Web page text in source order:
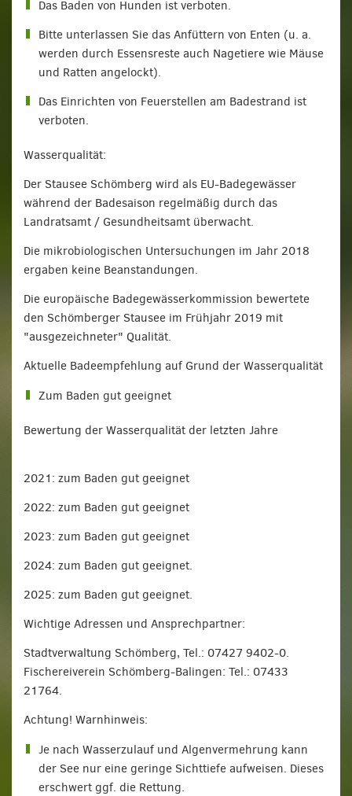
Das Baden von Hunden ist verboten.
Bitte unterlassen Sie das Anfüttern von Enten (u. a.
werden durch Essensreste auch Nagetiere wie Mäuse
und Ratten angelockt).
Das Einrichten von Feuerstellen am Badestrand ist
verboten.
Wasserqualität:
Der Stausee Schömberg wird als EU-Badege­wässer
während der Badesaison regelmäßig durch das
Landratsamt / Gesundheitsamt überwacht.
Die mikrobiologischen Untersuchungen im Jahr 2018
ergaben keine Beanstandungen.
Die europäische Badegewässerkommission bewertete
den Schömberger Stausee im Frühjahr 2019 mit
"ausgezeichneter" Qualität.
Aktuelle Badeempfehlung auf Grund der Wasserqualität
Zum Baden gut geeignet
Bewertung der Wasserqualität der letzten Jahre
2021: zum Baden gut geeignet
2022: zum Baden gut geeignet
2023: zum Baden gut geeignet
2024: zum Baden gut geeignet.
2025: zum Baden gut geeignet.
Wichtige Adressen und Ansprechpartner:
Stadtverwaltung Schömberg, Tel.: 07427 9402-0.
Fischereiverein Schömberg-Balingen: Tel.: 07433
21764.
Achtung! Warnhinweis:
Je nach Wasserzulauf und Algenvermehrung kann
der See nur eine geringe Sichttiefe aufweisen. Dieses
erschwert ggf. die Rettung.